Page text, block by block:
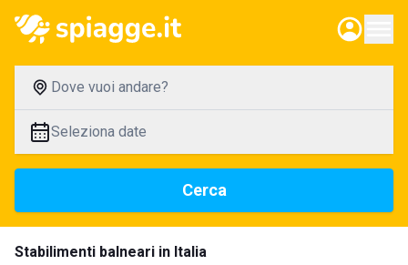
Dove vuoi andare?
Seleziona date
Cerca
Stabilimenti balneari in Italia